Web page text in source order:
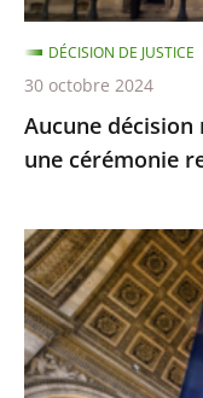
religieuse
à
l’Élysée
Aucune décision
une cérémonie
DÉCISION DE JUSTICE
30 octobre 2024
Préjudices
liés
à
des
décisions